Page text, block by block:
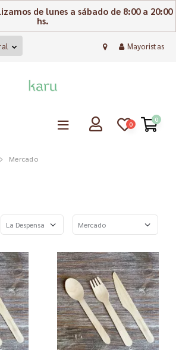
de lunes a sábado de 8:00 a 20:00
hs.
Mayoristas
0
0
Mercado